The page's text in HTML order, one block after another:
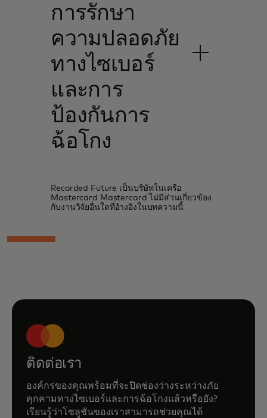
การรักษา
ความปลอดภัย
ทางไซเบอร์
และการ
ป้องกันการ
ฉ้อโกง
Recorded Future เป็นบริษัทในเครือ
Mastercard Mastercard ไม่มีส่วนเกี่ยวข้อง
กับงานวิจัยอื่นใดที่อ้างอิงในบทความนี้
ติดต่อเรา
องค์กรของคุณพร้อมที่จะปิดช่องว่างระหว่างภัย
คุกคามทางไซเบอร์และการฉ้อโกงแล้วหรือยัง?
เรียนรู้ว่าโซลูชันของเราสามารถช่วยคุณได้